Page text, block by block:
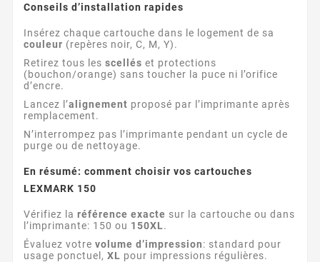
Conseils d’installation rapides
Insérez chaque cartouche dans le logement de sa
couleur (repères noir, C, M, Y).
Retirez tous les scellés et protections
(bouchon/orange) sans toucher la puce ni l’orifice
d’encre.
Lancez l’alignement proposé par l’imprimante après
remplacement.
N’interrompez pas l’imprimante pendant un cycle de
purge ou de nettoyage.
En résumé: comment choisir vos cartouches
LEXMARK 150
Vérifiez la référence exacte sur la cartouche ou dans
l’imprimante: 150 ou 150XL.
Évaluez votre volume d’impression: standard pour
usage ponctuel, XL pour impressions régulières.